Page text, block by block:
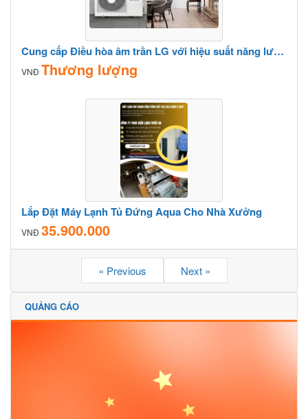
Cung cấp Điều hòa âm trần LG với hiệu suất năng lượng cao linh hoạt trong quá trình sử dụng
VNĐ Thương lượng
Lắp Đặt Máy Lạnh Tủ Đứng Aqua Cho Nhà Xưởng
VNĐ 35.900.000
« Previous Next »
QUẢNG CÁO